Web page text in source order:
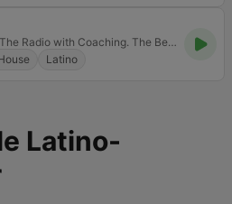
RSMUSIC RADIO. The Radio with Coaching. The Best Mix For You Made With Love! Love . Peace . Happines
Latino
Latino-